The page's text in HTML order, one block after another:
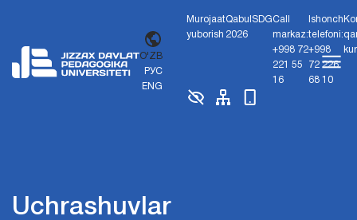
O'ZB
РУС
ENG
Murojaat
yuborish
Qabul
2026
SDGCall
markaz:
+998 72
221 55
16
Ishonch
telefoni:
+998
72 226
68 10
Uchrashuvlar